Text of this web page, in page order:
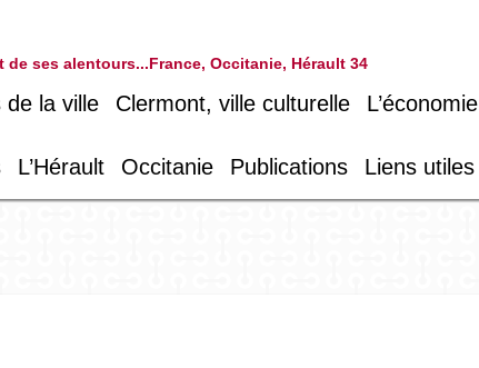
ses alentours...France, Occitanie, Hérault 34
de la ville Clermont, ville culturelle L’économie
L’Hérault Occitanie Publications Liens utiles